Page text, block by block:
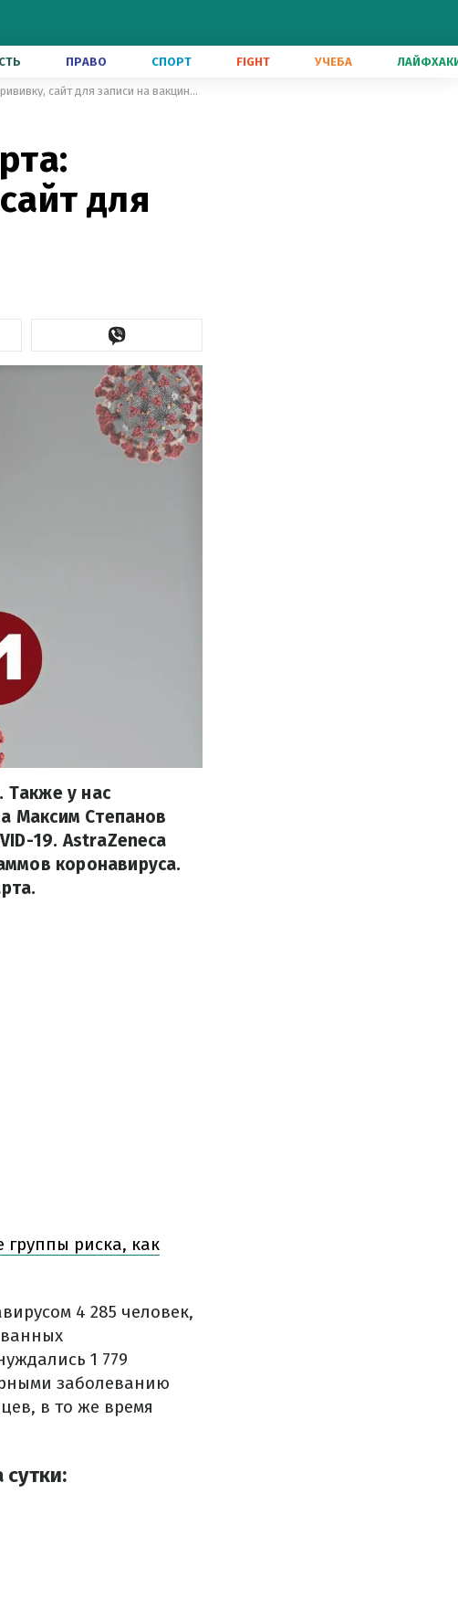
ПРАВО СПОРТ FIGHT УЧЕБА
Новости о коронавирусе 1 марта: Степанов получил прививку, сайт для записи на вакцинацию
для
Также у нас
Максим Степанов
19. AstraZeneca
коронавируса.
группы риска, как
4 285 человек,
1 779
заболеванию
в то же время
сутки: